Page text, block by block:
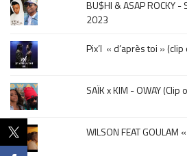
click
sur
le
mois
de
la
sortie
.
BU$HI & ASAP ROCKY -
2023
Pix’l « d’après toi »
SAÏK x KIM - OWAY
WILSON FEAT GOULAM